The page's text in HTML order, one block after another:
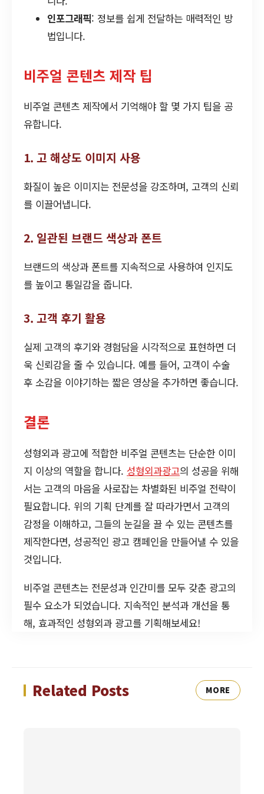
인포그래픽: 정보를 쉽게 전달하는 매력적인 방
법입니다.
비주얼 콘텐츠 제작 팁
비주얼 콘텐츠 제작에서 기억해야 할 몇 가지 팁을 공
유합니다.
1. 고 해상도 이미지 사용
화질이 높은 이미지는 전문성을 강조하며, 고객의 신뢰
를 이끌어냅니다.
2. 일관된 브랜드 색상과 폰트
브랜드의 색상과 폰트를 지속적으로 사용하여 인지도
를 높이고 통일감을 줍니다.
3. 고객 후기 활용
실제 고객의 후기와 경험담을 시각적으로 표현하면 더
욱 신뢰감을 줄 수 있습니다. 예를 들어, 고객이 수술
후 소감을 이야기하는 짧은 영상을 추가하면 좋습니다.
결론
성형외과 광고에 적합한 비주얼 콘텐츠는 단순한 이미
지 이상의 역할을 합니다. 성형외과광고의 성공을 위해
서는 고객의 마음을 사로잡는 차별화된 비주얼 전략이
필요합니다. 위의 기획 단계를 잘 따라가면서 고객의
감정을 이해하고, 그들의 눈길을 끌 수 있는 콘텐츠를
제작한다면, 성공적인 광고 캠페인을 만들어낼 수 있을
것입니다.
비주얼 콘텐츠는 전문성과 인간미를 모두 갖춘 광고의
필수 요소가 되었습니다. 지속적인 분석과 개선을 통
해, 효과적인 성형외과 광고를 기획해보세요!
Related Posts MORE